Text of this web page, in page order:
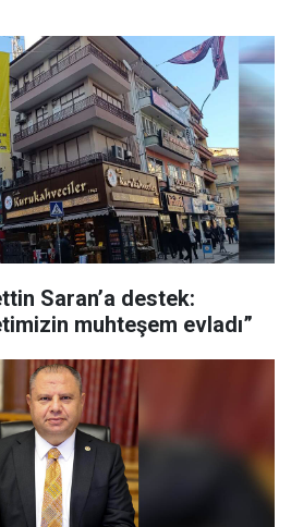
Saran’a destek:
muhteşem evladı”